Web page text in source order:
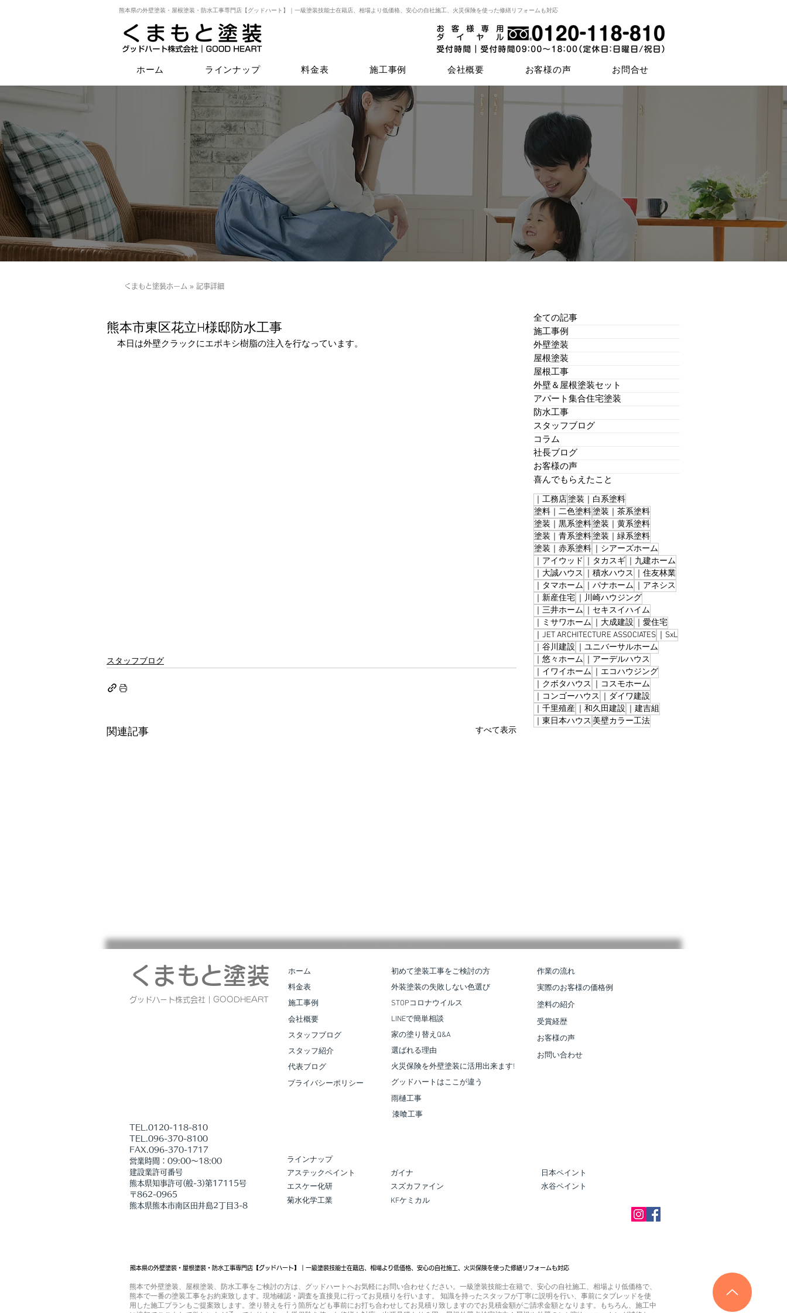
熊本県の外壁塗装・屋根塗装・防水工事専門店【グッドハート】｜一級塗装技能士在籍店、相場より低価格、安心の自社施工、火災保険を使った修繕リフォームも対応
ホーム ラインナップ 料金表 施工事例 会社概要 お客様の声 お問合せ
くまもと塗装ホーム » 記事詳細
熊本市東区花立H様邸防水工事
本日は外壁クラックにエポキシ樹脂の注入を行なっています。
スタッフブログ
関連記事 すべて表示
に、 心よりお見舞い申し上げます。 弊
社では、社員、協力業者の安全を確保
しながら これまで弊社で工事させてい
合志市須屋｜屋根葺き替え・外壁
全ての記事
施工事例
外壁塗装
屋根塗装
屋根工事
外壁＆屋根塗装セット
アパート集合住宅塗装
防水工事
スタッフブログ
コラム
社長ブログ
お客様の声
喜んでもらえたこと
｜工務店塗装｜白系塗料
塗料｜二色塗料塗装｜茶系塗料
塗装｜黒系塗料塗装｜黄系塗料
塗装｜青系塗料塗装｜緑系塗料
塗装｜赤系塗料
｜シアーズホーム
｜アイウッド
｜タカスギ
｜九建ホーム
｜大誠ハウス
｜積水ハウス
｜住友林業
｜タマホーム
｜パナホーム
｜アネシス
｜新産住宅
｜川崎ハウジング
｜三井ホーム
｜セキスイハイム
｜ミサワホーム
｜大成建設
｜愛住宅
｜JET ARCHITECTURE ASSOCIATES
｜SxL
｜谷川建設
｜ユニバーサルホーム
｜悠々ホーム
｜アーデルハウス
｜イワイホーム
｜エコハウジング
｜クボタハウス
｜コスモホーム
｜コンゴーハウス
｜ダイワ建設
｜千里殖産
｜和久田建設
｜建吉組
｜東日本ハウス 美壁カラー工法
くまもと塗装
グッドハート株式会社｜GOODHEART
ホーム
料金表
施工事例
会社概要
スタッフブログ
スタッフ紹介
代表ブログ
プライバシーポリシー
初めて塗装工事をご検討の方
外装塗装の失敗しない色選び
STOPコロナウイルス
LINEで簡単相談
家の塗り替えQ&A
選ばれる理由
作業の流れ
実際のお客様の価格例
塗料の紹介
受賞経歴
お客様の声
お問い合わせ
火災保険を外壁塗装に活用出来ます!
グッドハートはここが違う
雨樋工事
漆喰工事
TEL.0120-118-810
TEL.096-370-8100
​FAX.096-370-1717
営業時間：09:00～18:00
建設業許可番号
熊本県知事許可(般-3)第17115号
〒862-0965
熊本県熊本市南区田井島2丁目3-8
ラインナップ
​アステックペイント
エスケー化研
菊水化学工業
ガイナ
スズカファイン
KFケミカル
日本ペイント
水谷ペイント
熊本県の外壁塗装・屋根塗装・防水工事専門店【グッドハート】｜一級塗装技能士在籍店、相場より低価格、安心の自社施工、火災保険を使った修繕リフォームも対応
熊本で外壁塗装、屋根塗装、防水工事をご検討の方は、グッドハートへお気軽にお問い合わせください。一級塗装技能士在籍で、安心の自社施工、相場より低価格で、
熊本で一番の塗装工事をお約束致します。現地確認・調査を直接見に行ってお見積りを行います。 知識を持ったスタッフが丁寧に説明を行い、事前にタブレッドを使
用した施工プランもご提案致します。塗り替えを行う箇所なども事前にお打ち合わせしてお見積り致しますのでお見積金額がご請求金額となります。もちろん、施工中